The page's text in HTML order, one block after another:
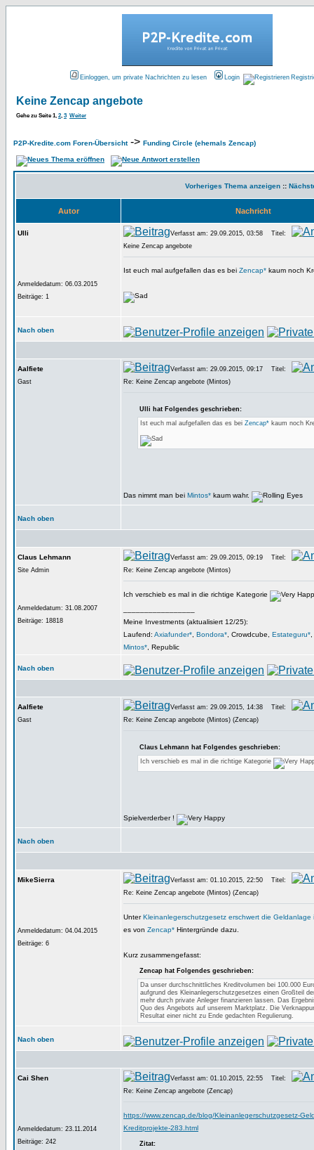
Einloggen, um private Nachrichten zu lesen Login
Keine Zencap angebote
Gehe zu Seite1, 2, 3 Weiter
P2P-Kredite.com Foren-Übersicht-> Funding Circle (ehemals Zencap)
Vorheriges Thema anzeigen ::
Autor Nachricht
Ulli
Anmeldedatum: 06.03.2015
Beiträge: 1
Verfasst am: 29.09.2015, 03:58
Titel:
Keine Zencap angebote
Ist euch mal aufgefallen das es bei Zencap* kaum noch
Nach oben
Aalfiete
Gast
Verfasst am: 29.09.2015, 09:17
Titel:
Re: Keine Zencap angebote (Mintos)
Ulli hat Folgendes geschrieben:
Ist euch mal aufgefallen das es bei Zencap* kaum noch
Das nimmt man bei Mintos* kaum wahr.
Nach oben
Claus Lehmann
Site Admin
Anmeldedatum: 31.08.2007
Beiträge: 18818
Verfasst am: 29.09.2015, 09:19
Titel:
Re: Keine Zencap angebote (Mintos)
Ich verschieb es mal in die richtige Kategorie
Meine Investments (aktualisiert 12/25):
Laufend: Axiafunder* Bondora* , Crowdcube, Estateguru*
Mintos* , Republic
Nach oben
Aalfiete
Gast
Verfasst am: 29.09.2015, 14:38
Titel:
Re: Keine Zencap angebote (Mintos) (Zencap)
Claus Lehmann hat Folgendes geschrieben:
Ich verschieb es mal in die richtige Kategorie
Spielverderber !
Nach oben
MikeSierra
Anmeldedatum: 04.04.2015
Beiträge: 6
Verfasst am: 01.10.2015, 22:50
Titel:
Re: Keine Zencap angebote (Mintos) (Zencap)
UnterKleinanlegerschutzgesetz erschwert die Geldanlage
es von Zencap* Hintergründe dazu.
Kurz zusammengefasst:
Zencap hat Folgendes geschrieben:
Da unser durchschnittliches Kreditvolumen bei 100.000
aufgrund des Kleinanlegerschutzgesetzes einen Großteil
mehr durch private Anleger finanzieren lassen. Das
Quo des Angebots auf unserem Marktplatz. Die
Resultat einer nicht zu Ende gedachten Regulierung.
Nach oben
Cai Shen
Anmeldedatum: 23.11.2014
Beiträge: 242
Verfasst am: 01.10.2015, 22:55
Titel:
Re: Keine Zencap angebote (Zencap)
https://www.zencap.de/blog/Kleinanlegerschutzgesetz-
Kreditprojekte-283.html
Zitat: